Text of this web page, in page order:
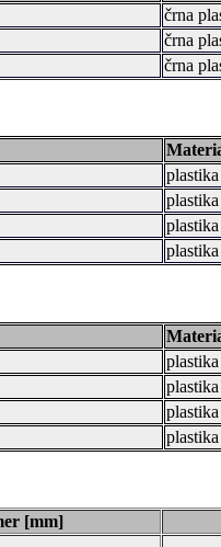
črna
črna
črna
plastika
plastika
plastika
plastika
plastika
plastika
plastika
plastika
[mm]